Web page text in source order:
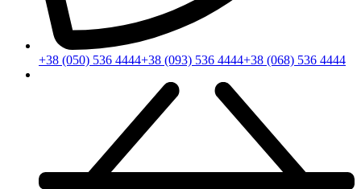
+38 (050) 536 4444+38 (093) 536 4444+38 (068) 536 4444